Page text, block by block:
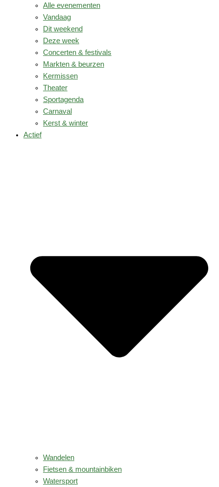
Alle evenementen
Vandaag
Dit weekend
Deze week
Concerten & festivals
Markten & beurzen
Kermissen
Theater
Sportagenda
Carnaval
Kerst & winter
Actief
Wandelen
Fietsen & mountainbiken
Watersport